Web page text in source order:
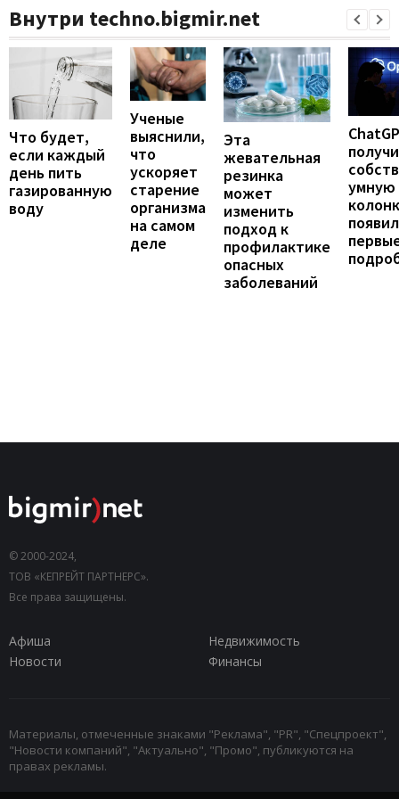
Внутри techno.bigmir.net
Что будет,
если каждый
день пить
газированную
воду
Ученые
выяснили,
что
ускоряет
старение
организма
на самом
деле
Эта
жевательная
резинка
может
изменить
подход к
профилактике
опасных
заболеваний
умную
© 2000-2024,
ТОВ «КЕПРЕЙТ ПАРТНЕРС».
Все права защищены.
Афиша
Недвижимость
Новости
Финансы
Материалы, отмеченные знаками "Реклама", "PR", "Спецпроект",
"Новости компаний", "Актуально", "Промо", публикуются на
правах рекламы.